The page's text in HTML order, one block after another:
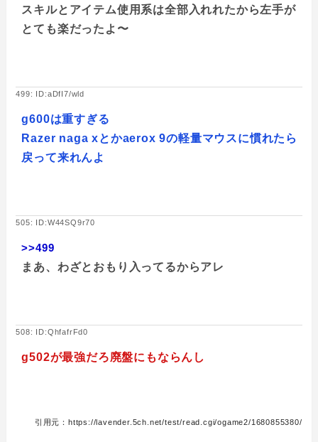
スキルとアイテム使用系は全部入れれたから左手が
とても楽だったよ〜
499: ID:aDfI7/wld
g600は重すぎる
Razer naga xとかaerox 9の軽量マウスに慣れたら
戻って来れんよ
505: ID:W44SQ9r70
>>499
まあ、わざとおもり入ってるからアレ
508: ID:QhfafrFd0
g502が最強だろ廃盤にもならんし
引用元：https://lavender.5ch.net/test/read.cgi/ogame2/1680855380/